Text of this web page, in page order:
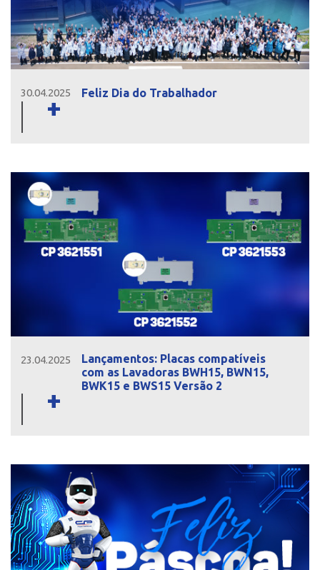
30.04.2025 Feliz Dia do Trabalhador
+
23.04.2025
Lançamentos: Placas compatíveis
com as Lavadoras BWH15, BWN15,
BWK15 e BWS15 Versão 2
+